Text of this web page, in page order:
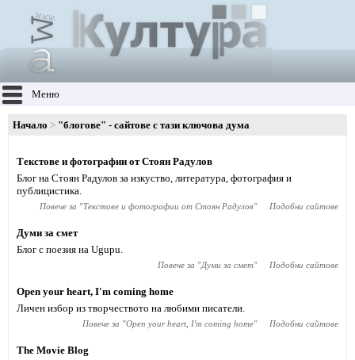
Меню
Начало "блогове" - сайтове с тази ключова дума
Текстове и фотографии от Стоян Радулов
Блог на Стоян Радулов за изкуство, литература, фотография и
публицистика.
Повече за "Текстове и фотографии от Стоян Радулов" Подобни сайтове
Думи за смет
Блог с поезия на Ugupu.
Повече за "Думи за смет" Подобни сайтове
Open your heart, I'm coming home
Личен избор из творчеството на любими писатели.
Повече за "Open your heart, I'm coming home" Подобни сайтове
The Movie Blog